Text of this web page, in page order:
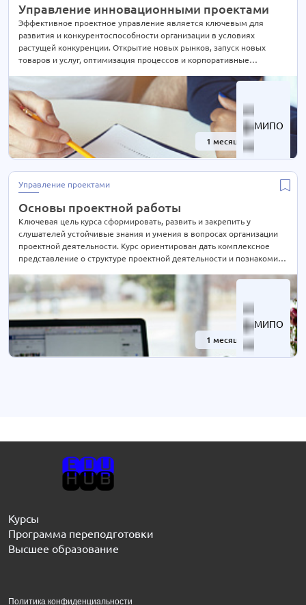
МИПО
1 месяц
Управление инновационными проектами
Эффективное проектное управление является ключевым для
развития и конкурентоспособности организации в условиях
растущей конкуренции. Открытие новых рынков, запуск новых
товаров и услуг, оптимизация процессов и корпоративные
предлагает подробное изучение методик и инструментов
проектного управления, а также фокусируется на управлении
рисками и связи проектов с программой.
МИПО
1 месяц
Управление проектами
Основы проектной работы
Ключевая цель курса сформировать, развить и закрепить у
слушателей устойчивые знания и умения в вопросах организации
проектной деятельности. Курс ориентирован дать комплексное
представление о структуре проектной деятельности и познакомить
Курсы
Программа переподготовки
Высшее образование
Политика конфиденциальности